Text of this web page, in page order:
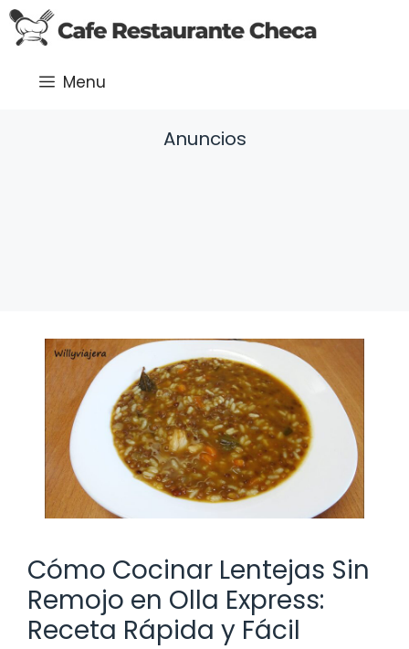
Saltar
al
Menu
Anuncios
Cómo Cocinar Lentejas Sin
Remojo en Olla Express:
Receta Rápida y Fácil